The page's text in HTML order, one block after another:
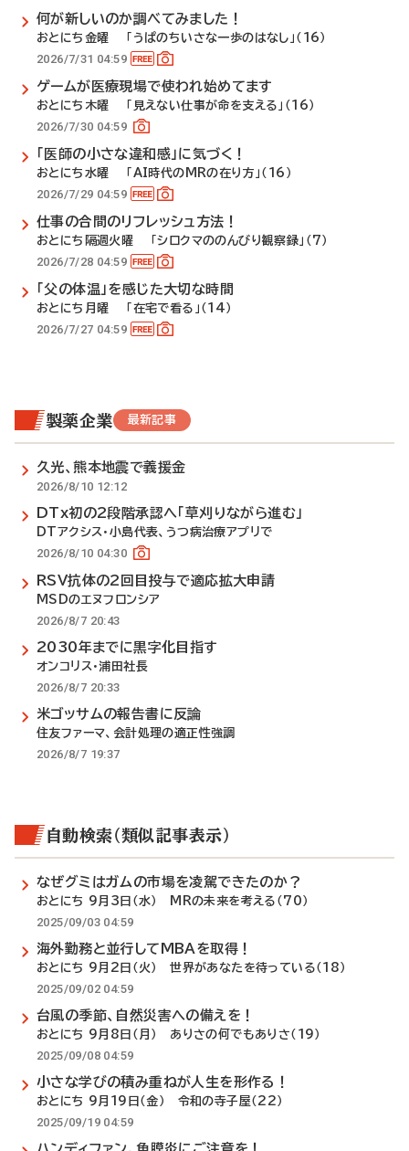
何が新しいのか調べてみました！
おとにち金曜 「うぱのちいさな一歩のはなし」（16）
2026/7/31 04:59
ゲームが医療現場で使われ始めてます
おとにち木曜 「見えない仕事が命を支える」（16）
2026/7/30 04:59
「医師の小さな違和感」に気づく！
おとにち水曜 「AI時代のMRの在り方」（16）
2026/7/29 04:59
仕事の合間のリフレッシュ方法！
おとにち隔週火曜 「シロクマののんびり観察録」（7）
2026/7/28 04:59
「父の体温」を感じた大切な時間
おとにち月曜 「在宅で看る」（14）
2026/7/27 04:59
製薬企業 最新記事
久光、熊本地震で義援金
2026/8/10 12:12
DTx初の2段階承認へ「草刈りながら進む」
DTアクシス・小島代表、うつ病治療アプリで
2026/8/10 04:30
RSV抗体の2回目投与で適応拡大申請
MSDのエヌフロンシア
2026/8/7 20:43
2030年までに黒字化目指す
オンコリス・浦田社長
2026/8/7 20:33
米ゴッサムの報告書に反論
住友ファーマ、会計処理の適正性強調
2026/8/7 19:37
自動検索（類似記事表示）
なぜグミはガムの市場を凌駕できたのか？
おとにち 9月3日（水） MRの未来を考える（70）
2025/09/03 04:59
海外勤務と並行してMBAを取得！
おとにち 9月2日（火） 世界があなたを待っている（18）
2025/09/02 04:59
台風の季節、自然災害への備えを！
おとにち 9月8日（月） ありさの何でもありさ（19）
2025/09/08 04:59
小さな学びの積み重ねが人生を形作る！
おとにち 9月19日（金） 令和の寺子屋（22）
2025/09/19 04:59